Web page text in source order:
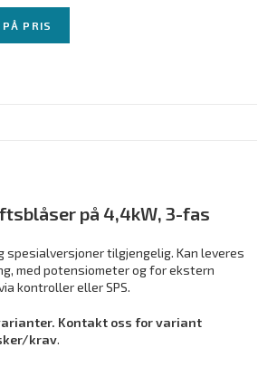
PRIS
på 4,4kW, 3-fas
spesialversjoner tilgjengelig. Kan leveres
med potensiometer og for ekstern
kontroller eller SPS.
Kontakt oss for variant
krav.